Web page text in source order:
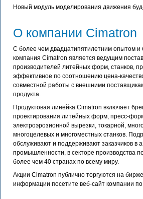
Новый модуль моделирования движения
О компании Cimatron
С более чем двадцатипятилетним опытом и
компания Cimatron является ведущим
производителей литейных форм, станков,
эффективное по соотношению цена-
совместной работы с внешними
продукта.
Продуктовая линейка Cimatron включает
проектирования литейных форм, пресс-
электроэрозионной вырезки, токарной,
многоцелевых и многоместных станков.
обслуживают и поддерживают заказчиков в
промышленности, в секторе производства
более чем 40 странах по всему миру.
Акции Cimatron публично торгуются на
информации посетите веб-сайт компании